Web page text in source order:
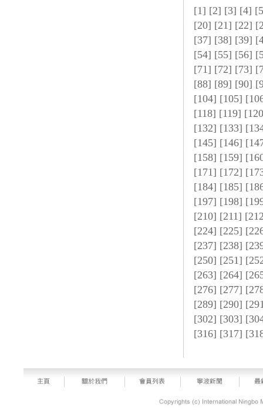
[1] [2] [3] [4] [5
[20] [21] [22] [
[37] [38] [39] [
[54] [55] [56] [
[71] [72] [73] [
[88] [89] [90] [
[104] [105] [
[118] [119] [120
[132] [133] [
[145] [146] [
[158] [159] [
[171] [172] [
[184] [185] [
[197] [198] [
[210] [211] [
[224] [225] [
[237] [238] [
[250] [251] [
[263] [264] [
[276] [277] [
[289] [290] [
[302] [303] [
[316] [317] [